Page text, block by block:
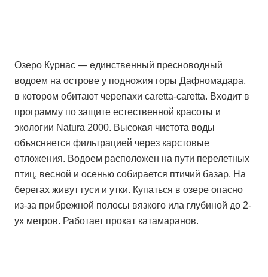
Озеро Курнас — единственный пресноводный
водоем на острове у подножия горы Дафномадара,
в котором обитают черепахи caretta-caretta. Входит в
программу по защите естественной красоты и
экологии Natura 2000. Высокая чистота воды
объясняется фильтрацией через карстовые
отложения. Водоем расположен на пути перелетных
птиц, весной и осенью собирается птичий базар. На
берегах живут гуси и утки. Купаться в озере опасно
из-за прибрежной полосы вязкого ила глубиной до 2-
ух метров. Работает прокат катамаранов.